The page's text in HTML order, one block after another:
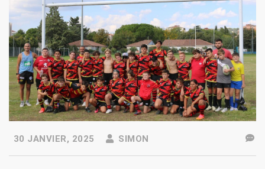
30 JANVIER, 2025 SIMON